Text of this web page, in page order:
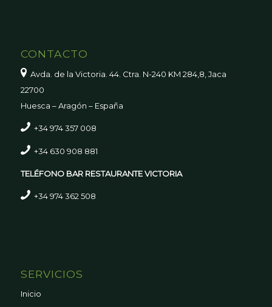
CONTACTO
Avda. de la Victoria. 44. Ctra. N-240 KM 284,8, Jaca
22700
Huesca – Aragón – España
+34 974 357 008
+34 630 908 881
TELÉFONO BAR RESTAURANTE VICTORIA
+34 974 362 508
SERVICIOS
Inicio